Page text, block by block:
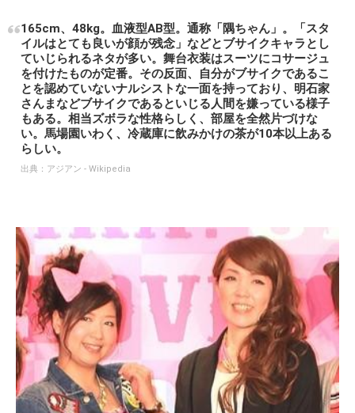
165cm、48kg。血液型AB型。通称「隅ちゃん」。「スタ
イルはとても良いが顔が残念」などとブサイクキャラとし
ていじられるネタが多い。舞台衣装はスーツにコサージュ
を付けたものが定番。その反面、自分がブサイクであるこ
とを認めていないナルシストな一面を持っており、明石家
さんまなどブサイクであるといじる人間を嫌っている様子
もある。相当ズボラな性格らしく、部屋を全然片づけな
い。馬場園いわく、冷蔵庫に飲みかけの茶が10本以上ある
らしい。
出典： アジアン - Wikipedia